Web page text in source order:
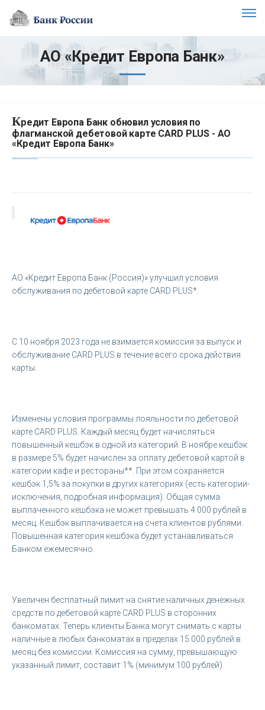
АО «Кредит Европа Банк»
Кредит Европа Банк обновил условия по
флагманской дебетовой карте CARD PLUS - АО
«Кредит Европа Банк»
АО «Кредит Европа Банк (Россия)» улучшил условия
обслуживания по дебетовой карте CARD PLUS*.
С 10 ноября 2023 года не взимается комиссия за выпуск и
обслуживание CARD PLUS в течение всего срока действия
карты.
Изменены условия программы лояльности по дебетовой
карте CARD PLUS. Каждый месяц будет начисляться
повышенный кешбэк в одной из категорий. В ноябре кешбэк
в размере 5% будет начислен за оплату дебетовой картой в
категории кафе и рестораны**. При этом сохраняется
кешбэк 1,5% за покупки в других категориях (есть категории-
исключения, подробная информация). Общая сумма
выплаченного кешбэка не может превышать 4 000 рублей в
месяц. Кешбэк выплачивается на счета клиентов рублями.
Повышенная категория кешбэка будет устанавливаться
Банком ежемесячно.
Увеличен бесплатный лимит на снятие наличных денежных
средств по дебетовой карте CARD PLUS в сторонних
банкоматах. Теперь клиенты Банка могут снимать с карты
наличные в любых банкоматах в пределах 15 000 рублей в
месяц без комиссии. Комиссия на сумму, превышающую
указанный лимит, составит 1% (минимум 100 рублей).